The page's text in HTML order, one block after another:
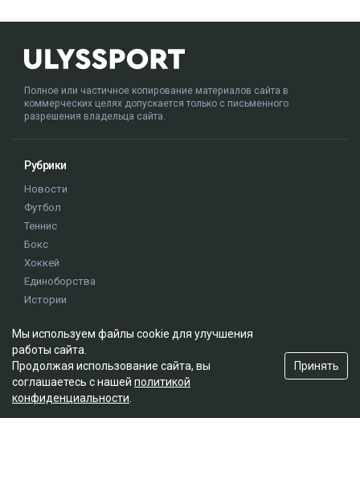
Полное или частичное копирование материалов сайта в
коммерческих целях допускается только с письменного
разрешения владельца сайта.
Рубрики
Новости
Футбол
Теннис
Бокс
Хоккей
Единоборства
Истории
Редакция
О проекте
Правила сайта
Мы используем файлы cookie для улучшения
работы сайта.
Продолжая использование сайта, вы
соглашаетесь с нашей политикой
конфиденциальности
Принять